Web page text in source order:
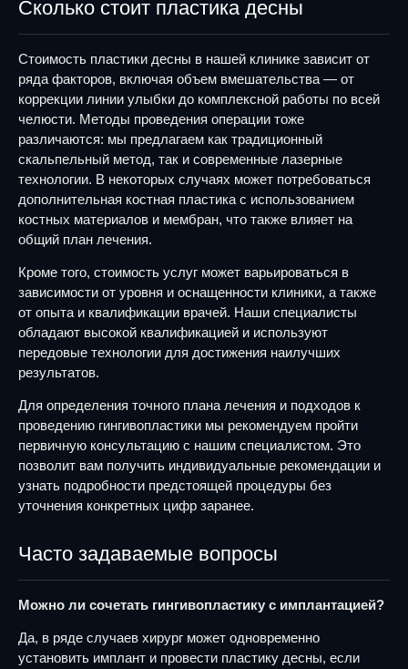
Сколько стоит пластика десны
Стоимость пластики десны в нашей клинике зависит от
ряда факторов, включая объем вмешательства — от
коррекции линии улыбки до комплексной работы по всей
челюсти. Методы проведения операции тоже
различаются: мы предлагаем как традиционный
скальпельный метод, так и современные лазерные
технологии. В некоторых случаях может потребоваться
дополнительная костная пластика с использованием
костных материалов и мембран, что также влияет на
общий план лечения.
Кроме того, стоимость услуг может варьироваться в
зависимости от уровня и оснащенности клиники, а также
от опыта и квалификации врачей. Наши специалисты
обладают высокой квалификацией и используют
передовые технологии для достижения наилучших
результатов.
Для определения точного плана лечения и подходов к
проведению гингивопластики мы рекомендуем пройти
первичную консультацию с нашим специалистом. Это
позволит вам получить индивидуальные рекомендации и
узнать подробности предстоящей процедуры без
уточнения конкретных цифр заранее.
Часто задаваемые вопросы
Можно ли сочетать гингивопластику с имплантацией?
Да, в ряде случаев хирург может одновременно
установить имплант и провести пластику десны, если